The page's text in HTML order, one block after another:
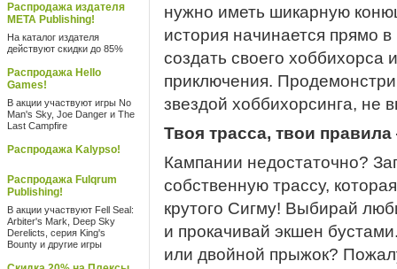
Распродажа издателя
META Publishing!
На каталог издателя
действуют скидки до 85%
Распродажа Hello
Games!
В акции участвуют игры No
Man's Sky, Joe Danger и The
Last Campfire
Распродажа Kalypso!
Распродажа Fulqrum
Publishing!
В акции участвуют Fell Seal:
Arbiter's Mark, Deep Sky
Derelicts, серия King's
Bounty и другие игры
нужно иметь шикарную
история начинается прямо
создать своего
приключения.
звездой хоббихорсинга, не
Твоя трасса, твои
Кампании недостаточно?
собственную трассу,
крутого Сигму! Выбирай
и прокачивай экшен
или двойной прыжок?